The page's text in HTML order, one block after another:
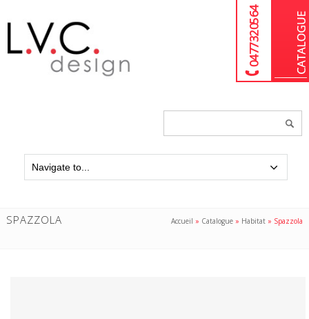
04 77 32 05 64
SPAZZOLA Accueil » Catalogue » Habitat » Spazzola